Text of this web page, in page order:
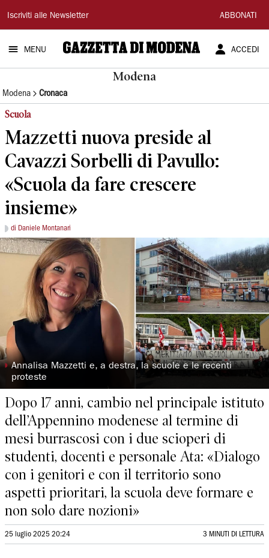
Gazzetta
di
Modena
Iscriviti alle Newsletter ABBONATI
MENU ACCEDI
Modena
Modena Cronaca
Scuola
Mazzetti nuova preside al
Cavazzi Sorbelli di Pavullo:
«Scuola da fare crescere
insieme»
di Daniele Montanari
◗Annalisa Mazzetti e, a destra, la scuole e le recenti
proteste
Dopo 17 anni, cambio nel principale istituto
dell’Appennino modenese al termine di
mesi burrascosi con i due scioperi di
studenti, docenti e personale Ata: «Dialogo
con i genitori e con il territorio sono
aspetti prioritari, la scuola deve formare e
non solo dare nozioni»
25 luglio 2025 20:24 3 MINUTI DI LETTURA